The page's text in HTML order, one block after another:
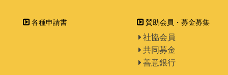
各種申請書 賛助会員・募金募集
社協会員
共同募金
善意銀行